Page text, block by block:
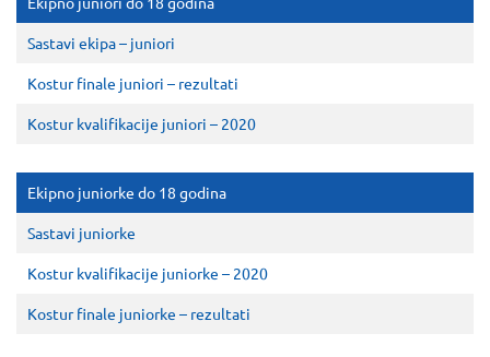
Sastavi ekipa – juniori
Kostur finale juniori – rezultati
Kostur kvalifikacije juniori – 2020
Ekipno juniorke do 18 godina
Sastavi juniorke
Kostur kvalifikacije juniorke – 2020
Kostur finale juniorke – rezultati